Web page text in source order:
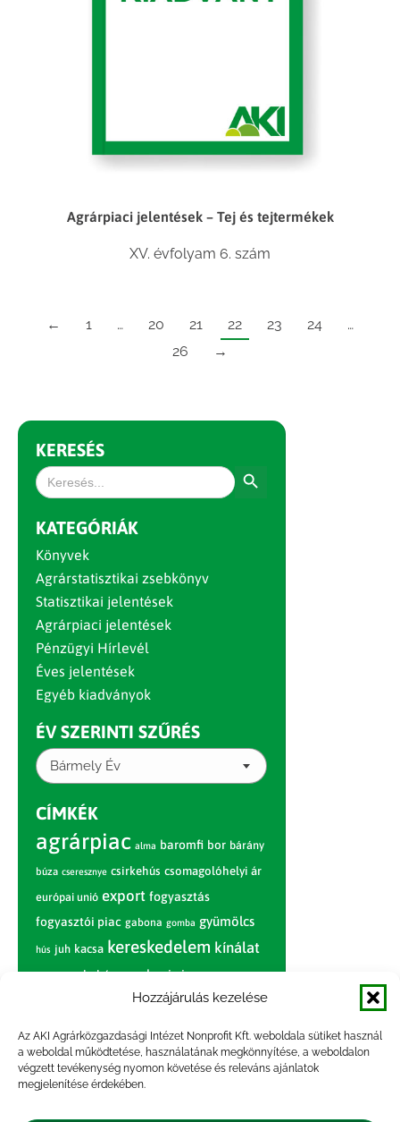
Hozzájárulás kezelése
Az AKI Agrárközgazdasági Intézet Nonprofit Kft. weboldala sütiket használ
a weboldal működtetése, használatának megkönnyítése, a weboldalon
végzett tevékenység nyomon követése és releváns ajánlatok
megjelenítése érdekében.
Agrárpiaci jelentések – Tej és tejtermékek
XV. évfolyam 6. szám
← 1 … 20 21 22 23 24
…
26
→
KERESÉS
Search
for:
KATEGÓRIÁK
Könyvek
Agrárstatisztikai zsebkönyv
Statisztikai jelentések
Agrárpiaci jelentések
Pénzügyi Hírlevél
Éves jelentések
Egyéb kiadványok
ÉV SZERINTI SZŰRÉS
Bármely Év
CÍMKÉK
agrárpiac alma baromfi bor bárány
búza cseresznye csirkehús csomagolóhelyi ár
európai unió export fogyasztás
fogyasztói piac gabona gomba gyümölcs
hús juh kacsa kereskedelem kínálat
körte marhahús nagybani piac narancs
nemzetközi árinformációk
paradicsom piac piaci jelentés
pulyka pulykahús sertés sertéshús
szarvasmarha termelés
termelői